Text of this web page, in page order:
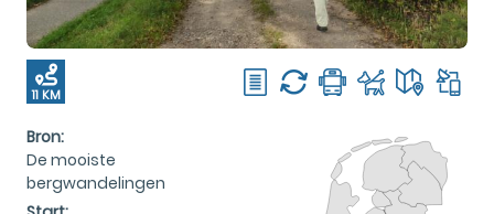
11 KM
Bron:
De mooiste
bergwandelingen